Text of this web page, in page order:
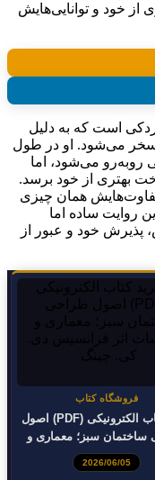
خود و توانایی‌هایش
است که به دلیل
می‌شود. او در طول
روبه‌رو می‌شود، اما
بهتری از خود برسد.
همان چیزی
روایت ساده اما
پذیرش خود و عبور از
فروشگاه کتاب
خرید کتاب الکترونیکی (PDF) اصول
ساختمان سبز؛ معماری و
اثر فرانسیس دی. کی.
چینگ
2026/06/05